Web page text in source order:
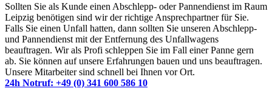
Sollten Sie als Kunde einen Abschlepp- oder Pannendienst im Raum
Leipzig benötigen sind wir der richtige Ansprechpartner für Sie.
Falls Sie einen Unfall hatten, dann sollten Sie unseren Abschlepp-
und Pannendienst mit der Entfernung des Unfallwagens
beauftragen. Wir als Profi schleppen Sie im Fall einer Panne gern
ab. Sie können auf unsere Erfahrungen bauen und uns beauftragen.
Unsere Mitarbeiter sind schnell bei Ihnen vor Ort.
24h Notruf: +49 (0) 341 600 586 10